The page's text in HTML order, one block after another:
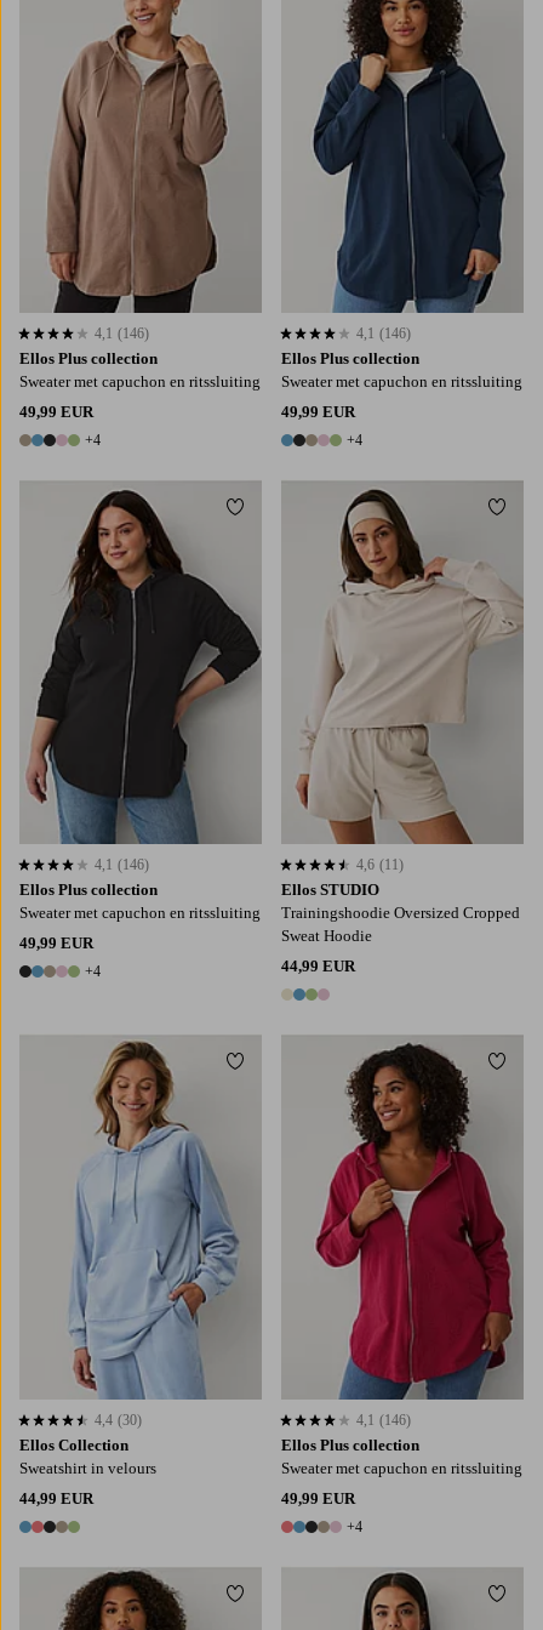
Ellos Plus collection
Sweater met capuchon en ritssluiting
49,99 EUR
9 kleuren
+4
4,1 op basis van 146 beoordelingen
4,1 (146)
4XL
Ellos Plus collection
Sweater met capuchon en ritssluiting
49,99 EUR
9 kleuren
+4
4,1 op basis van 146 beoordelingen
4,1 (146)
3XL 4XL
Ellos Plus collection
Sweater met capuchon en ritssluiting
49,99 EUR
9 kleuren
+4
4,1 op basis van 146 beoordelingen
4,1 (146)
Toevoegen aan favorieten
3XL 4XL
Ellos STUDIO
Trainingshoodie Oversized Cropped
Sweat Hoodie
44,99 EUR
4 kleuren
4,6 op basis van 11 beoordelingen
4,6 (11)
Ellos Collection
Sweatshirt in velours
44,99 EUR
5 kleuren
4,4 op basis van 30 beoordelingen
4,4 (30)
Toevoegen aan favorieten
Ellos Plus collection
Sweater met capuchon en ritssluiting
49,99 EUR
9 kleuren
+4
4,1 op basis van 146 beoordelingen
4,1 (146)
3XL4XL
Toevoegen aan favorieten